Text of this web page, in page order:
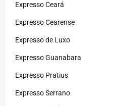
Expresso Ceará
Expresso Cearense
Expresso de Luxo
Expresso Guanabara
Expresso Pratius
Expresso Serrano